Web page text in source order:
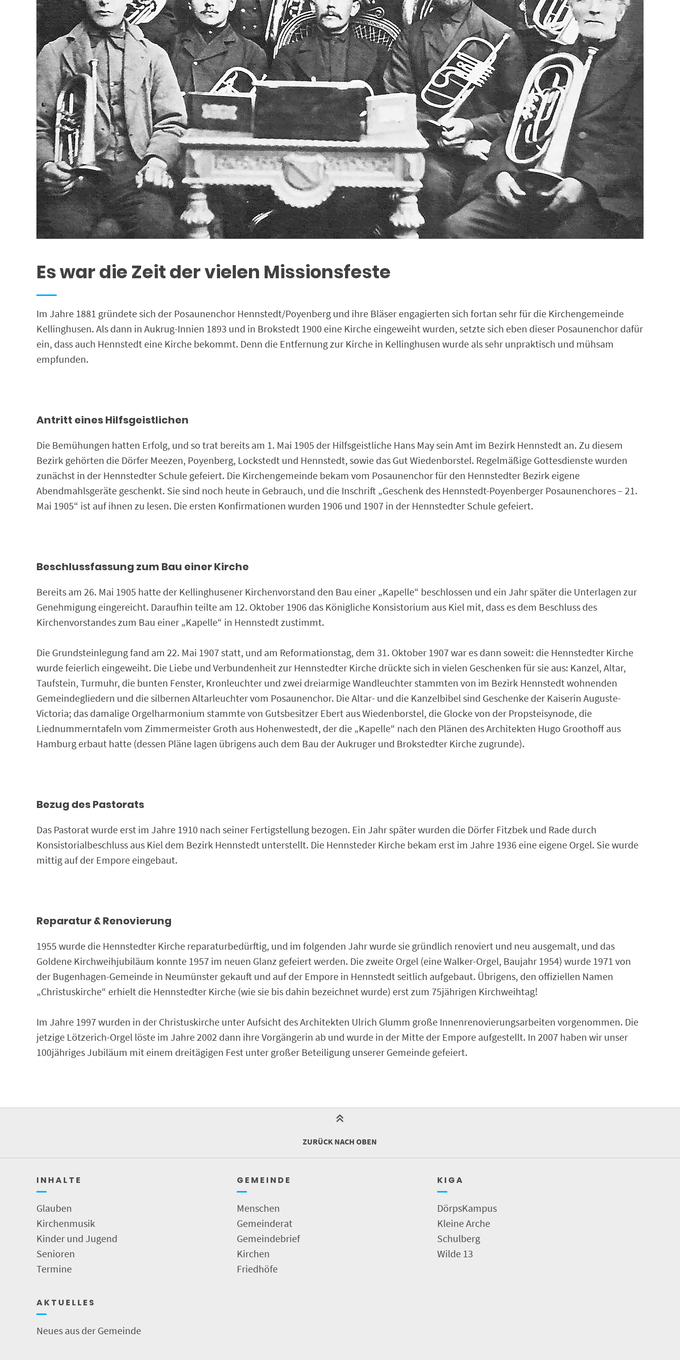
Es war die Zeit der vielen Missionsfeste
Im Jahre 1881 gründete sich der Posaunenchor Hennstedt/Poyenberg und ihre Bläser engagierten sich fortan sehr für die Kirchengemeinde
Kellinghusen. Als dann in Aukrug-Innien 1893 und in Brokstedt 1900 eine Kirche eingeweiht wurden, setzte sich eben dieser Posaunenchor dafür
ein, dass auch Hennstedt eine Kirche bekommt. Denn die Entfernung zur Kirche in Kellinghusen wurde als sehr unpraktisch und mühsam
empfunden.
Antritt eines Hilfsgeistlichen
Die Bemühungen hatten Erfolg, und so trat bereits am 1. Mai 1905 der Hilfsgeistliche Hans May sein Amt im Bezirk Hennstedt an. Zu diesem
Bezirk gehörten die Dörfer Meezen, Poyenberg, Lockstedt und Hennstedt, sowie das Gut Wiedenborstel. Regelmäßige Gottesdienste wurden
zunächst in der Hennstedter Schule gefeiert. Die Kirchengemeinde bekam vom Posaunenchor für den Hennstedter Bezirk eigene
Abendmahlsgeräte geschenkt. Sie sind noch heute in Gebrauch, und die Inschrift „Geschenk des Hennstedt-Poyenberger Posaunenchores – 21.
Mai 1905“ ist auf ihnen zu lesen. Die ersten Konfirmationen wurden 1906 und 1907 in der Hennstedter Schule gefeiert.
Beschlussfassung zum Bau einer Kirche
Bereits am 26. Mai 1905 hatte der Kellinghusener Kirchenvorstand den Bau einer „Kapelle“ beschlossen und ein Jahr später die Unterlagen zur
Genehmigung eingereicht. Daraufhin teilte am 12. Oktober 1906 das Königliche Konsistorium aus Kiel mit, dass es dem Beschluss des
Kirchenvorstandes zum Bau einer „Kapelle“ in Hennstedt zustimmt.
Die Grundsteinlegung fand am 22. Mai 1907 statt, und am Reformationstag, dem 31. Oktober 1907 war es dann soweit: die Hennstedter Kirche
wurde feierlich eingeweiht. Die Liebe und Verbundenheit zur Hennstedter Kirche drückte sich in vielen Geschenken für sie aus: Kanzel, Altar,
Taufstein, Turmuhr, die bunten Fenster, Kronleuchter und zwei dreiarmige Wandleuchter stammten von im Bezirk Hennstedt wohnenden
Gemeindegliedern und die silbernen Altarleuchter vom Posaunenchor. Die Altar- und die Kanzelbibel sind Geschenke der Kaiserin Auguste-
Victoria; das damalige Orgelharmonium stammte von Gutsbesitzer Ebert aus Wiedenborstel, die Glocke von der Propsteisynode, die
Liednummerntafeln vom Zimmermeister Groth aus Hohenwestedt, der die „Kapelle“ nach den Plänen des Architekten Hugo Groothoff aus
Hamburg erbaut hatte (dessen Pläne lagen übrigens auch dem Bau der Aukruger und Brokstedter Kirche zugrunde).
Bezug des Pastorats
Das Pastorat wurde erst im Jahre 1910 nach seiner Fertigstellung bezogen. Ein Jahr später wurden die Dörfer Fitzbek und Rade durch
Konsistorialbeschluss aus Kiel dem Bezirk Hennstedt unterstellt. Die Hennsteder Kirche bekam erst im Jahre 1936 eine eigene Orgel. Sie wurde
mittig auf der Empore eingebaut.
Reparatur & Renovierung
1955 wurde die Hennstedter Kirche reparaturbedürftig, und im folgenden Jahr wurde sie gründlich renoviert und neu ausgemalt, und das
Goldene Kirchweihjubiläum konnte 1957 im neuen Glanz gefeiert werden. Die zweite Orgel (eine Walker-Orgel, Baujahr 1954) wurde 1971 von
der Bugenhagen-Gemeinde in Neumünster gekauft und auf der Empore in Hennstedt seitlich aufgebaut. Übrigens, den offiziellen Namen
„Christuskirche“ erhielt die Hennstedter Kirche (wie sie bis dahin bezeichnet wurde) erst zum 75jährigen Kirchweihtag!
Im Jahre 1997 wurden in der Christuskirche unter Aufsicht des Architekten Ulrich Glumm große Innenrenovierungsarbeiten vorgenommen. Die
jetzige Lötzerich-Orgel löste im Jahre 2002 dann ihre Vorgängerin ab und wurde in der Mitte der Empore aufgestellt. In 2007 haben wir unser
100jähriges Jubiläum mit einem dreitägigen Fest unter großer Beteiligung unserer Gemeinde gefeiert.
ZURÜCK NACH OBEN
I N H A L T E
Glauben
Kirchenmusik
Kinder und Jugend
Senioren
Termine
G E M E I N D E
Menschen
Gemeinderat
Gemeindebrief
Kirchen
Friedhöfe
K I G A
DörpsKampus
Kleine Arche
Schulberg
Wilde 13
A K T U E L L E S
Neues aus der Gemeinde